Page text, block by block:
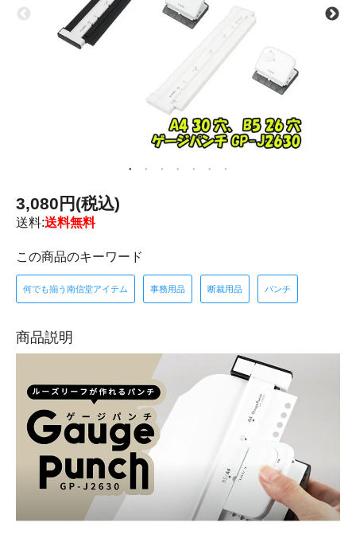
3,080円(税込)
送料:送料無料
この商品のキーワード
何でも揃う南信堂アイテム 事務用品 断裁用品 パンチ
商品説明